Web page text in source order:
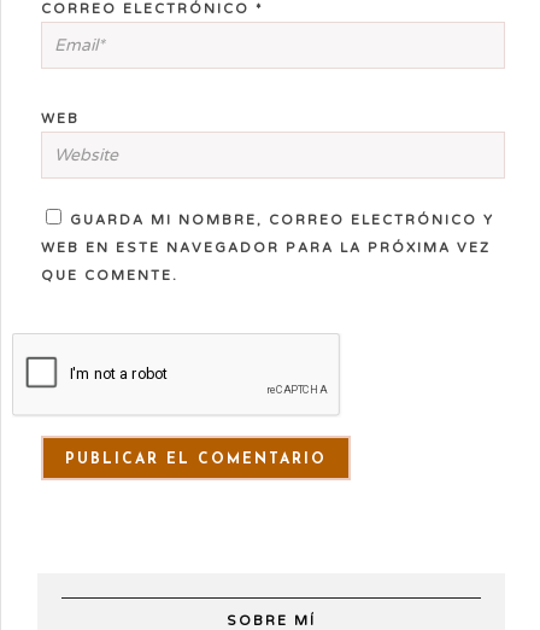
CORREO ELECTRÓNICO *
WEB
GUARDA MI NOMBRE, CORREO ELECTRÓNICO Y
WEB EN ESTE NAVEGADOR PARA LA PRÓXIMA VEZ
QUE COMENTE.
SOBRE MÍ